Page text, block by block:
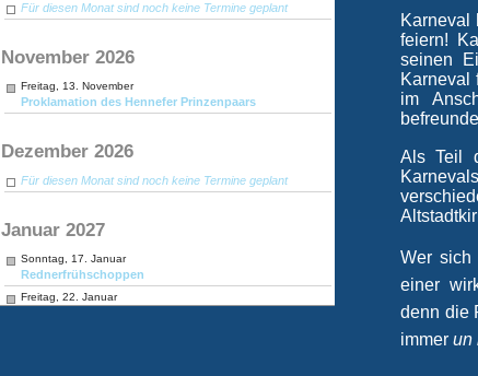
Karneval
feiern!
seinen
Karneval
im
Als Teil
Wer sich
einer
denn die
immer un
Für diesen Monat sind noch keine Termine geplant
November 2026
Freitag, 13. November
Proklamation des Hennefer Prinzenpaars
Dezember 2026
Für diesen Monat sind noch keine Termine geplant
Januar 2027
Sonntag, 17. Januar
Rednerfrühschoppen
Freitag, 22. Januar